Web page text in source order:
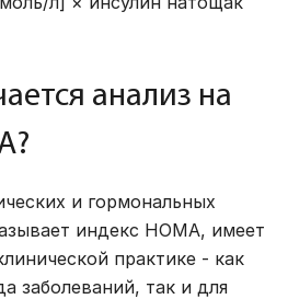
анализ на
и гормональных
индекс HOMA, имеет
практике - как
заболеваний, так и для